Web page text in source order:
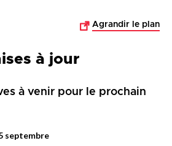
Agrandir le plan
à jour
à venir pour le prochain
septembre